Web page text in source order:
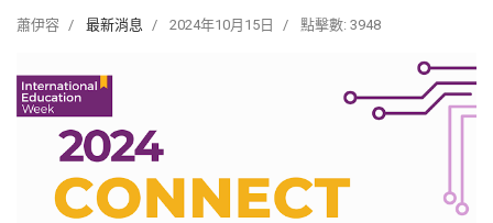
蕭伊容 最新消息 2024年10月15日 點擊數: 3948